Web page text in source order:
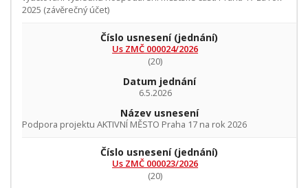
2025 (závěrečný účet)
Číslo usnesení(jednání)
Us ZMČ 000024/2026
(20)
Datum jednání
6.5.2026
Název usnesení
Podpora projektu AKTIVNÍ MĚSTO Praha 17 na rok 2026
Číslo usnesení(jednání)
Us ZMČ 000023/2026
(20)